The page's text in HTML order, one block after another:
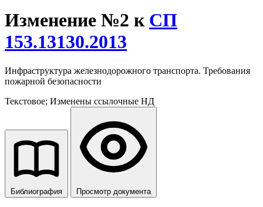
Изменение №2 к СП
153.13130.2013
Инфраструктура железнодорожного транспорта. Требования
пожарной безопасности
Текстовое; Изменены ссылочные НД
Библиография Просмотр документа